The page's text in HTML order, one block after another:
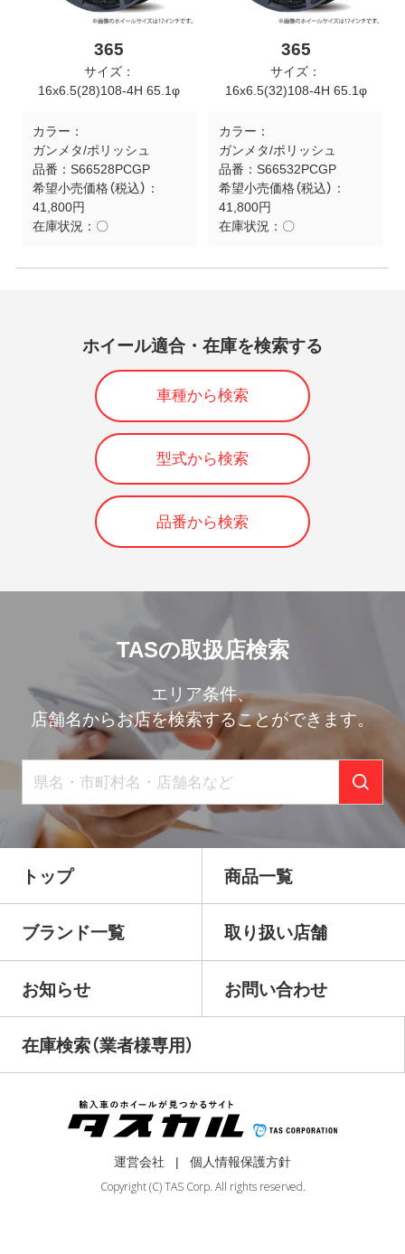
365
サイズ：
16x6.5(28)108-4H 65.1φ
カラー：
ガンメタ/ポリッシュ
品番： S66528PCGP
希望小売価格（税込）：
41,800円
在庫状況： 〇
365
サイズ：
16x6.5(32)108-4H 65.1φ
カラー：
ガンメタ/ポリッシュ
品番： S66532PCGP
希望小売価格（税込）：
41,800円
在庫状況： 〇
ホイール適合・在庫を検索する
車種から検索
型式から検索
品番から検索
TASの取扱店検索
エリア条件、
店舗名からお店を検索することができます。
トップ 商品一覧
ブランド一覧 取り扱い店舗
お知らせ お問い合わせ
在庫検索（業者様専用）
運営会社
個人情報保護方針
Copyright (C) TAS Corp. All rights reserved.